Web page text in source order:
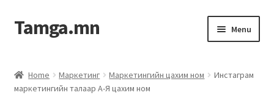
Tamga.mn Menu
ХАБЭА-н багц
Home Маркетинг Маркетингийн цахим ном
Инстаграм
маркетингийн талаар А-Я цахим ном